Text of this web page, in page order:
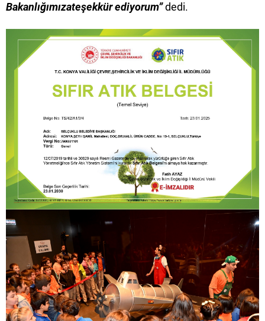
Bakanlığımızateşekkür ediyorum”dedi.